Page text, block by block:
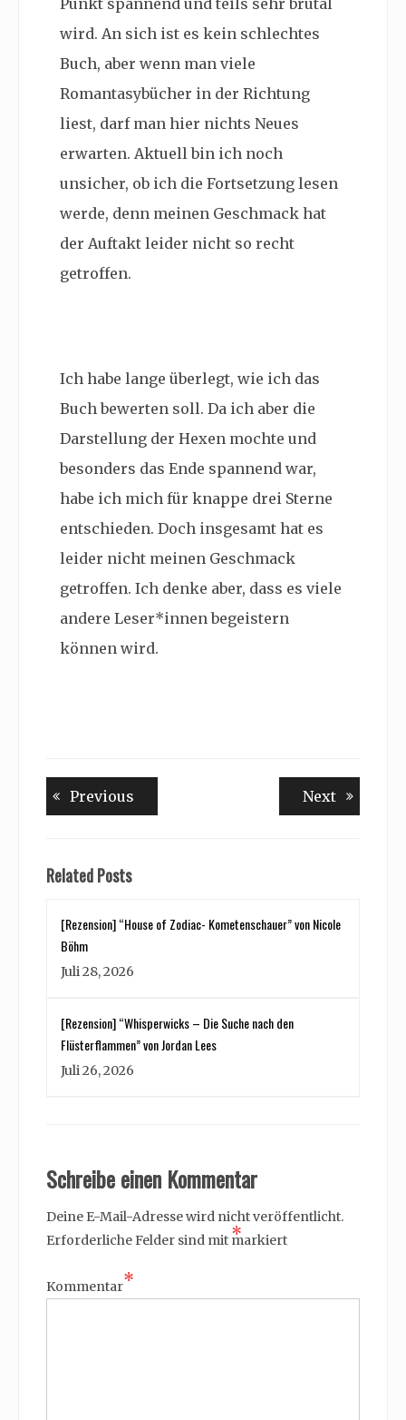
wird. An sich ist es kein schlechtes
Buch, aber wenn man viele
Romantasybücher in der Richtung
liest, darf man hier nichts Neues
erwarten. Aktuell bin ich noch
unsicher, ob ich die Fortsetzung lesen
werde, denn meinen Geschmack hat
der Auftakt leider nicht so recht
getroffen.
Ich habe lange überlegt, wie ich das
Buch bewerten soll. Da ich aber die
Darstellung der Hexen mochte und
besonders das Ende spannend war,
habe ich mich für knappe drei Sterne
entschieden. Doch insgesamt hat es
leider nicht meinen Geschmack
getroffen. Ich denke aber, dass es viele
andere Leser*innen begeistern
können wird.
Beitragsnavigation
Previous NextNext
Related Posts
[Rezension] “House of Zodiac- Kometenschauer” von Nicole
Böhm
Juli 28, 2026
[Rezension] “Whisperwicks – Die Suche nach den
Flüsterflammen” von Jordan Lees
Juli 26, 2026
Schreibe einen Kommentar
Deine E-Mail-Adresse wird nicht veröffentlicht.
Erforderliche Felder sind mit *
markiert
Kommentar*